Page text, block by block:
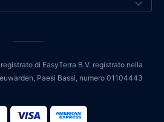
di EasyTerra B.V. registrato nella
Paesi Bassi, numero 01104443